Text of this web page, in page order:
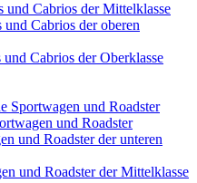
und Cabrios der Mittelklasse
Cabrios der oberen
Cabrios der Oberklasse
Sportwagen und Roadster
und Roadster
und Roadster der unteren
und Roadster der Mittelklasse